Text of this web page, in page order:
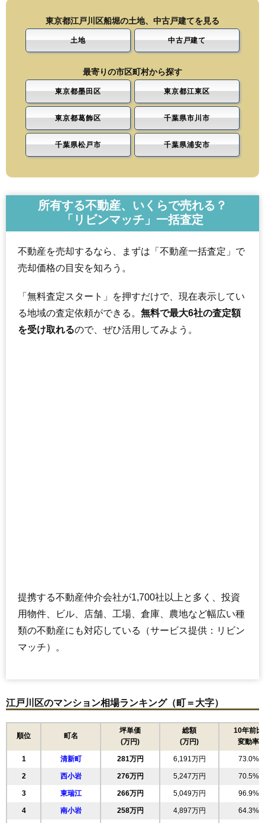
東京都江戸川区船堀の土地、中古戸建てを見る
土地 中古戸建て
最寄りの市区町村から探す
東京都墨田区 東京都江東区
東京都葛飾区 千葉県市川市
千葉県松戸市 千葉県浦安市
所有する不動産、いくらで売れる？
「リビンマッチ」一括査定
不動産を売却するなら、まずは「不動産一括査定」で
売却価格の目安を知ろう。
「無料査定スタート」を押すだけで、現在表示してい
る地域の査定依頼ができる。 無料で最大6社の査定額
を受け取れるので、ぜひ活用してみよう。
提携する不動産仲介会社が1,700社以上と多く、投資
用物件、ビル、店舗、工場、倉庫、農地など幅広い種
類の不動産にも対応している（サービス提供：リビン
マッチ）。
江戸川区のマンション相場ランキング（町＝大字）
順位 町名
坪単価
(万円)
総額
(万円)
10年前比
変動率
1 清新町 281万円 6,191万円 73.0%
2 西小岩 276万円 5,247万円 70.5%
3 東瑞江 266万円 5,049万円 96.9%
4 南小岩 258万円 4,897万円 64.3%